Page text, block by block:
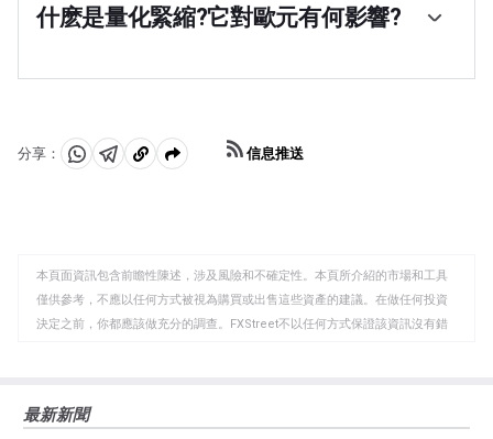
政策工具。量化寬松是指歐洲央行印製歐元，然後用這些
歐元從銀行和其他金融機構購買資產——通常是政府債券或
率不太可能實現價格穩定的目標時，量化寬松是最後的手
方法。」
什麽是量化緊縮?它對歐元有何影響?
當經濟正在復蘇，通脹開始上升時進行的。在量化寬松
並停止將其持有的到期債券本金進行再投資。這通常對歐
元有利(或看漲)。
分享：
分 分 複
板
信息推送
本頁面資訊包含前瞻性陳述，涉及風險和不確定性。本頁所介紹的市場和工具
僅供參考，不應以任何方式被視為購買或出售這些資產的建議。在做任何投資
決定之前，你都應該做充分的調查。FXStreet不以任何方式保證該資訊沒有錯
觀點，並不代表FXStreet或其廣告商的官方政策或立場。作者不對本頁連結的
最新新聞